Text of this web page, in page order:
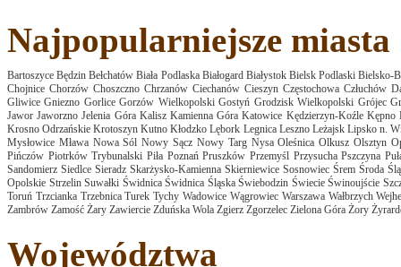
Najpopularniejsze miasta
Bartoszyce Będzin Bełchatów Biała Podlaska Białogard Białystok Bielsk Podlaski Bielsko-
Chojnice Chorzów Choszczno Chrzanów Ciechanów Cieszyn Częstochowa Człuchów
Gliwice Gniezno Gorlice Gorzów Wielkopolski Gostyń Grodzisk Wielkopolski Grójec
Jawor Jaworzno Jelenia Góra Kalisz Kamienna Góra Katowice Kędzierzyn-Koźle Kępno
Krosno Odrzańskie Krotoszyn Kutno Kłodzko Lębork Legnica Leszno Leżajsk Lipsko n.
Mysłowice Mława Nowa Sól Nowy Sącz Nowy Targ Nysa Oleśnica Olkusz Olsztyn
Pińczów Piotrków Trybunalski Piła Poznań Pruszków Przemyśl Przysucha Pszczyna
Sandomierz Siedlce Sieradz Skarżysko-Kamienna Skierniewice Sosnowiec Śrem Środa
Opolskie Strzelin Suwałki Świdnica Świdnica Śląska Świebodzin Świecie Świnoujście
Toruń Trzcianka Trzebnica Turek Tychy Wadowice Wągrowiec Warszawa Wałbrzych
Zambrów Zamość Żary Zawiercie Zduńska Wola Zgierz Zgorzelec Zielona Góra Żory
Województwa